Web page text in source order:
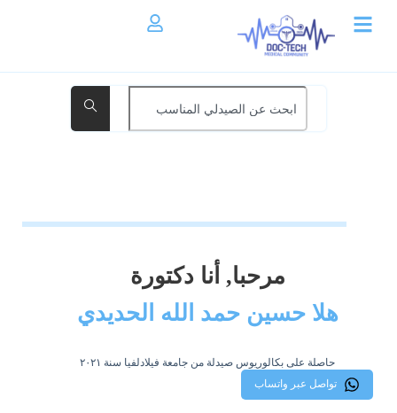
مرحبا, أنا دكتورة
هلا حسين حمد الله الحديدي
حاصلة على بكالوريوس صيدلة من جامعة فيلادلفيا سنة ٢٠٢١
تواصل عبر واتساب